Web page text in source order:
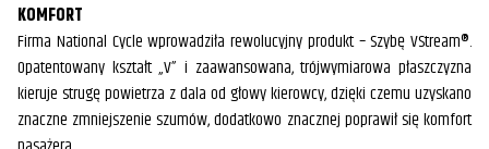
KOMFORT
Firma National Cycle wprowadziła rewolucyjny produkt – Szybę VStream®.
Opatentowany kształt „V” i zaawansowana, trójwymiarowa płaszczyzna
kieruje strugę powietrza z dala od głowy kierowcy, dzięki czemu uzyskano
znaczne zmniejszenie szumów, dodatkowo znacznej poprawił się komfort